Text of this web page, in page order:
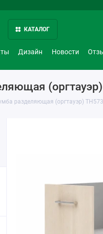
КАТАЛОГ
Дизайн Новости
разделяющая (оргтауэр)